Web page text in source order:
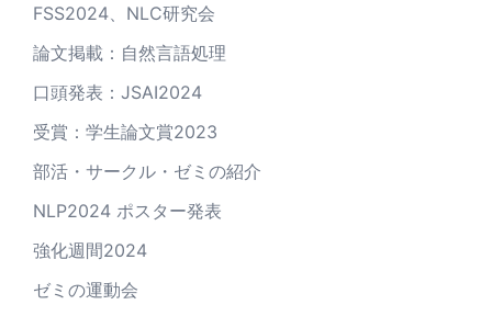
FSS2024、NLC研究会
論文掲載：自然言語処理
口頭発表：JSAI2024
受賞：学生論文賞2023
部活・サークル・ゼミの紹介
NLP2024 ポスター発表
強化週間2024
ゼミの運動会